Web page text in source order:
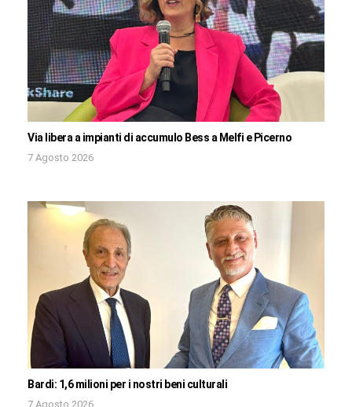
Via libera a impianti di accumulo Bess a Melfi e Picerno
7 Agosto 2026
Bardi: 1,6 milioni per i nostri beni culturali
7 Agosto 2026